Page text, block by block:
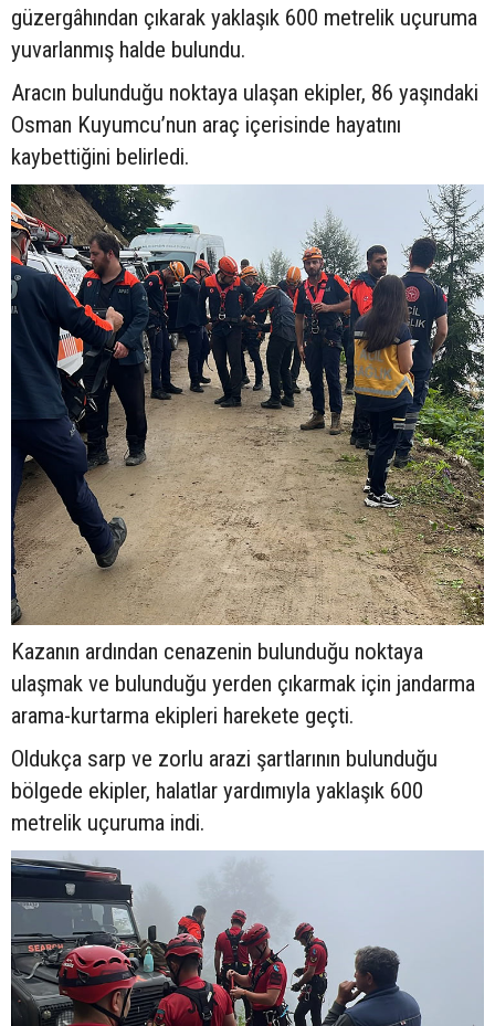
güzergâhından çıkarak yaklaşık 600 metrelik uçuruma
yuvarlanmış halde bulundu.
Aracın bulunduğu noktaya ulaşan ekipler, 86 yaşındaki
Osman Kuyumcu’nun araç içerisinde hayatını
kaybettiğini belirledi.
Kazanın ardından cenazenin bulunduğu noktaya
ulaşmak ve bulunduğu yerden çıkarmak için jandarma
arama-kurtarma ekipleri harekete geçti.
Oldukça sarp ve zorlu arazi şartlarının bulunduğu
bölgede ekipler, halatlar yardımıyla yaklaşık 600
metrelik uçuruma indi.